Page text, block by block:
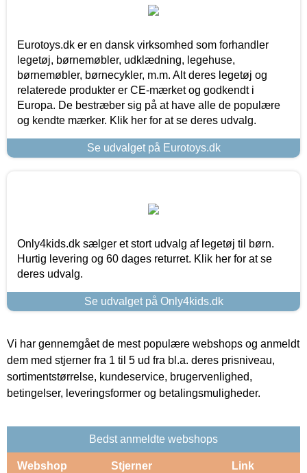
Eurotoys.dk er en dansk virksomhed som forhandler
legetøj, børnemøbler, udklædning, legehuse,
børnemøbler, børnecykler, m.m. Alt deres legetøj og
relaterede produkter er CE-mærket og godkendt i
Europa. De bestræber sig på at have alle de populære
og kendte mærker. Klik her for at se deres udvalg.
Se udvalget på Eurotoys.dk
Only4kids.dk sælger et stort udvalg af legetøj til børn.
Hurtig levering og 60 dages returret. Klik her for at se
deres udvalg.
Se udvalget på Only4kids.dk
Vi har gennemgået de mest populære webshops og anmeldt
dem med stjerner fra 1 til 5 ud fra bl.a. deres prisniveau,
sortimentstørrelse, kundeservice, brugervenlighed,
betingelser, leveringsformer og betalingsmuligheder.
Bedst anmeldte webshops
Webshop Stjerner Link